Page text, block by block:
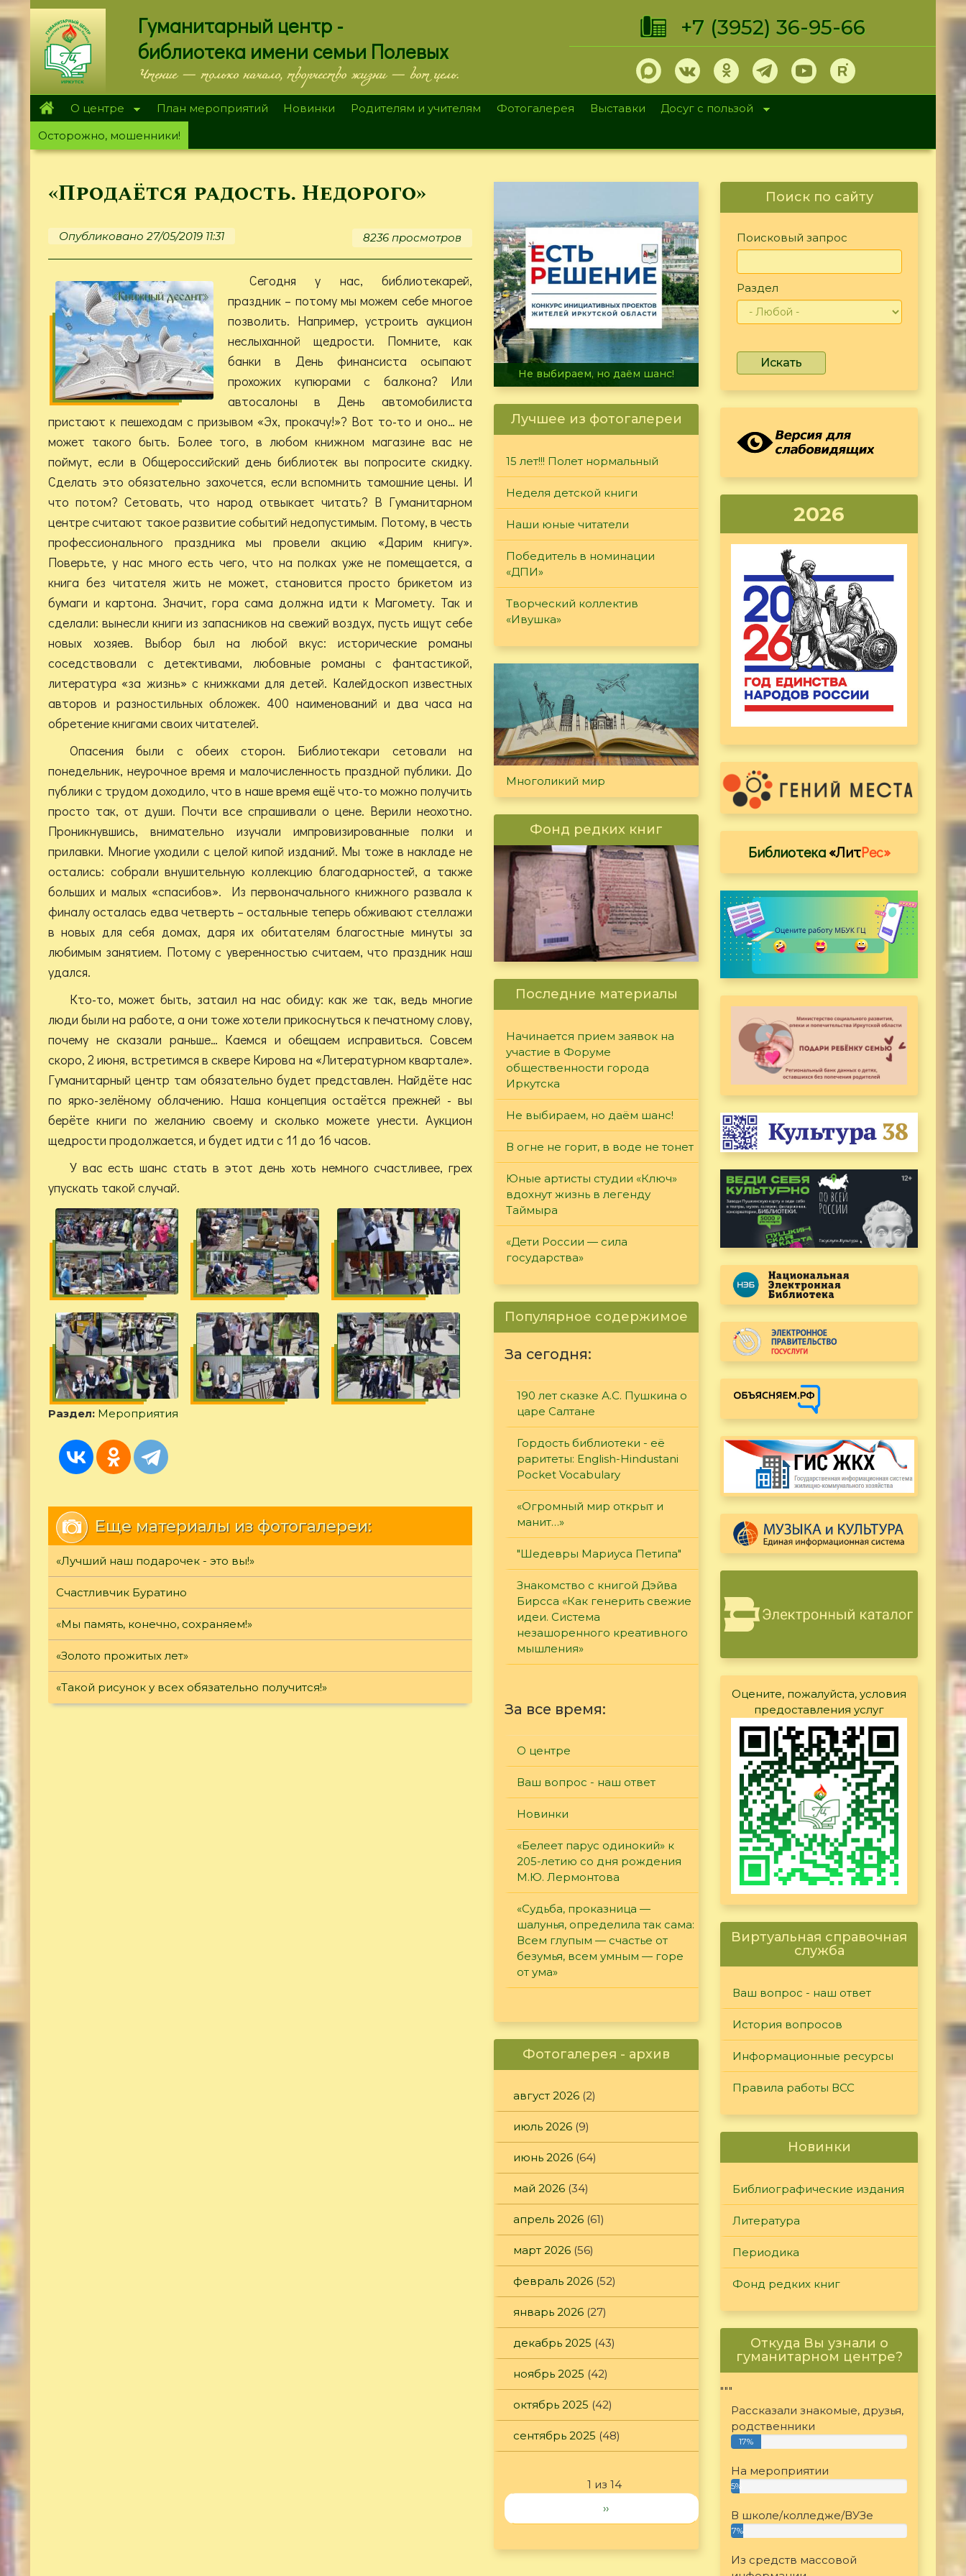
Перейти
к
основному
содержанию
Гуманитарный центр -
библиотека имени семьи Полевых
Чтение — только начало, творчество жизни — вот цель.
+7 (3952) 36-95-66
О центре План мероприятий Новинки Родителям и учителям Фотогалерея Выставки
Досуг с пользой
Осторожно, мошенники!
«Продаётся радость. Недорого»
Опубликовано 27/05/2019 11:31 8236 просмотров
Сегодня у нас, библиотекарей,
праздник – потому мы можем себе многое
позволить. Например, устроить аукцион
неслыханной щедрости. Помните, как
банки в День финансиста осыпают
прохожих купюрами с балкона? Или
автосалоны в День автомобилиста
пристают к пешеходам с призывом «Эх, прокачу!»? Вот то-то и оно… не
может такого быть. Более того, в любом книжном магазине вас не
поймут, если в Общероссийский день библиотек вы попросите скидку.
Сделать это обязательно захочется, если вспомнить тамошние цены. И
что потом? Сетовать, что народ отвыкает читать? В Гуманитарном
центре считают такое развитие событий недопустимым. Потому, в честь
профессионального праздника мы провели акцию «Дарим книгу».
Поверьте, у нас много есть чего, что на полках уже не помещается, а
книга без читателя жить не может, становится просто брикетом из
бумаги и картона. Значит, гора сама должна идти к Магомету. Так и
сделали: вынесли книги из запасников на свежий воздух, пусть ищут себе
новых хозяев. Выбор был на любой вкус: исторические романы
соседствовали с детективами, любовные романы с фантастикой,
литература «за жизнь» с книжками для детей. Калейдоскоп известных
авторов и разностильных обложек. 400 наименований и два часа на
обретение книгами своих читателей.
Опасения были с обеих сторон. Библиотекари сетовали на
понедельник, неурочное время и малочисленность праздной публики. До
публики с трудом доходило, что в наше время ещё что-то можно получить
просто так, от души. Почти все спрашивали о цене. Верили неохотно.
Проникнувшись, внимательно изучали импровизированные полки и
прилавки. Многие уходили с целой кипой изданий. Мы тоже в накладе не
остались: собрали внушительную коллекцию благодарностей, а также
больших и малых «спасибов». Из первоначального книжного развала к
финалу осталась едва четверть – остальные теперь обживают стеллажи
в новых для себя домах, даря их обитателям благостные минуты за
любимым занятием. Потому с уверенностью считаем, что праздник наш
удался.
Кто-то, может быть, затаил на нас обиду: как же так, ведь многие
люди были на работе, а они тоже хотели прикоснуться к печатному слову,
почему не сказали раньше… Каемся и обещаем исправиться. Совсем
скоро, 2 июня, встретимся в сквере Кирова на «Литературном квартале».
Гуманитарный центр там обязательно будет представлен. Найдёте нас
по ярко-зелёному облачению. Наша концепция остаётся прежней - вы
берёте книги по желанию своему и сколько можете унести. Аукцион
щедрости продолжается, и будет идти с 11 до 16 часов.
У вас есть шанс стать в этот день хоть немного счастливее, грех
упускать такой случай.
Раздел: Мероприятия
Еще материалы из фотогалереи:
«Лучший наш подарочек - это вы!»
Счастливчик Буратино
«Мы память, конечно, сохраняем!»
«Золото прожитых лет»
«Такой рисунок у всех обязательно получится!»
В огне не горит, в воде не тонет
Лучшее из фотогалереи
15 лет!!! Полет нормальный
Неделя детской книги
Наши юные читатели
Победитель в номинации
«ДПИ»
Творческий коллектив
«Ивушка»
Многоликий мир
Фонд редких книг
Последние материалы
Начинается прием заявок на
участие в Форуме
общественности города
Иркутска
Не выбираем, но даём шанс!
В огне не горит, в воде не тонет
Юные артисты студии «Ключ»
вдохнут жизнь в легенду
Таймыра
«Дети России — сила
государства»
Популярное содержимое
За сегодня:
190 лет сказке А.С. Пушкина о
царе Салтане
Гордость библиотеки - её
раритеты: English-Hindustani
Pocket Vocabulary
«Огромный мир открыт и
манит…»
"Шедевры Мариуса Петипа"
Знакомство с книгой Дэйва
Бирсса «Как генерить свежие
идеи. Система
незашоренного креативного
мышления»
За все время:
О центре
Ваш вопрос - наш ответ
Новинки
«Белеет парус одинокий» к
205-летию со дня рождения
М.Ю. Лермонтова
«Судьба, проказница —
шалунья, определила так сама:
Всем глупым — счастье от
безумья, всем умным — горе
от ума»
Фотогалерея - архив
август 2026 (2)
июль 2026 (9)
июнь 2026 (64)
май 2026 (34)
апрель 2026 (61)
март 2026 (56)
февраль 2026 (52)
январь 2026 (27)
декабрь 2025 (43)
ноябрь 2025 (42)
октябрь 2025 (42)
сентябрь 2025 (48)
1 из 14
››
Поиск по сайту
Поисковый запрос
Раздел
Искать
2026
Библиотека«ЛитРес»
Оцените, пожалуйста, условия
предоставления услуг
Виртуальная справочная
служба
Ваш вопрос - наш ответ
История вопросов
Информационные ресурсы
Правила работы ВСС
Новинки
Библиографические издания
Литература
Периодика
Фонд редких книг
Откуда Вы узнали о
гуманитарном центре?
"""
Рассказали знакомые, друзья,
родственники
17%
На мероприятии
5%
В школе/колледже/ВУЗе
7%
Из средств массовой